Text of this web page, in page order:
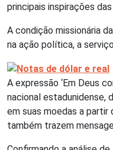
principais inspirações
A condição missionária
na ação política, a
A expressão ‘Em Deus
nacional estadunidense,
em suas moedas a partir
também trazem